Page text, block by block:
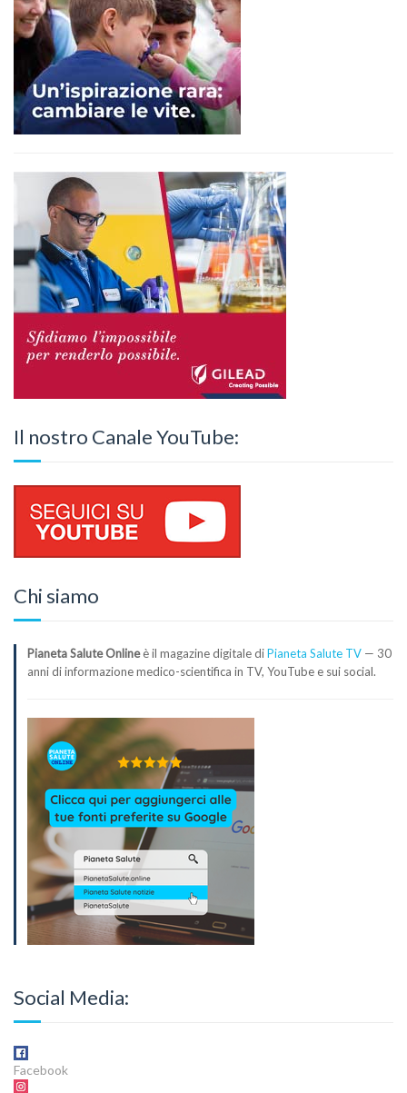
Il nostro Canale YouTube:
Chi siamo
Pianeta Salute Onlineè il magazine digitale diPianeta Salute TV — 30
anni di informazione medico-scientifica in TV, YouTube e sui social.
Social Media:
Facebook